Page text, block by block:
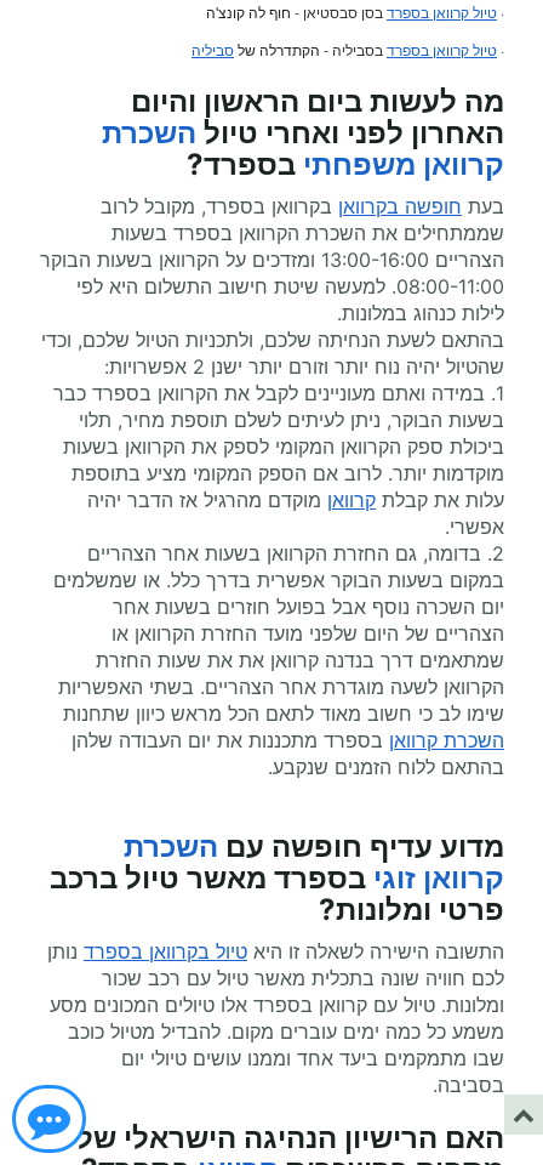
· טיול קרוואן בספרד בסן סבסטיאן - חוף לה קונצ'ה
· טיול קרוואן בספרד בסביליה - הקתדרלה של סביליה
מה לעשות ביום הראשון והיום
האחרון לפני ואחרי טיול השכרת
קרוואן משפחתי בספרד?
בעת חופשה בקרוואן בקרוואן בספרד, מקובל לרוב
שממתחילים את השכרת הקרוואן בספרד בשעות
הצהריים 13:00-16:00 ומזדכים על הקרוואן בשעות הבוקר
08:00-11:00. למעשה שיטת חישוב התשלום היא לפי
לילות כנהוג במלונות.
בהתאם לשעת הנחיתה שלכם, ולתכניות הטיול שלכם, וכדי
שהטיול יהיה נוח יותר וזורם יותר ישנן 2 אפשרויות:
1. במידה ואתם מעוניינים לקבל את הקרוואן בספרד כבר
בשעות הבוקר, ניתן לעיתים לשלם תוספת מחיר, תלוי
ביכולת ספק הקרוואן המקומי לספק את הקרוואן בשעות
מוקדמות יותר. לרוב אם הספק המקומי מציע בתוספת
עלות את קבלת קרוואן מוקדם מהרגיל אז הדבר יהיה
אפשרי.
2. בדומה, גם החזרת הקרוואן בשעות אחר הצהריים
במקום בשעות הבוקר אפשרית בדרך כלל. או שמשלמים
יום השכרה נוסף אבל בפועל חוזרים בשעות אחר
הצהריים של היום שלפני מועד החזרת הקרוואן או
שמתאמים דרך בנדנה קרוואן את את שעות החזרת
הקרוואן לשעה מוגדרת אחר הצהריים. בשתי האפשריות
שימו לב כי חשוב מאוד לתאם הכל מראש כיוון שתחנות
השכרת קרוואן בספרד מתכננות את יום העבודה שלהן
בהתאם ללוח הזמנים שנקבע.
מדוע עדיף חופשה עם השכרת
קרוואן זוגי בספרד מאשר טיול ברכב
פרטי ומלונות?
התשובה הישירה לשאלה זו היא טיול בקרוואן בספרד נותן
לכם חוויה שונה בתכלית מאשר טיול עם רכב שכור
ומלונות. טיול עם קרוואן בספרד אלו טיולים המכונים מסע
משמע כל כמה ימים עוברים מקום. להבדיל מטיול כוכב
שבו מתמקמים ביעד אחד וממנו עושים טיולי יום
בסביבה.
האם הרישיון הנהיגה הישראלי שלי